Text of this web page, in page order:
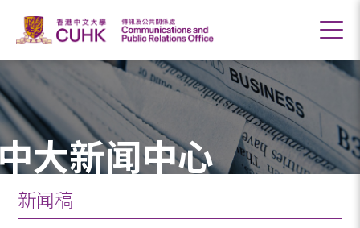
大新闻中心
新闻稿